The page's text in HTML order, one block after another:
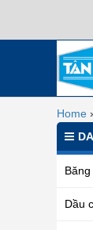
Home
Dầu